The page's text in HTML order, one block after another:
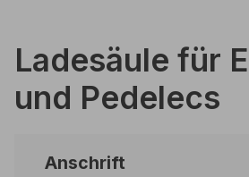
Ladesäule für
und Pedelecs
Anschrift